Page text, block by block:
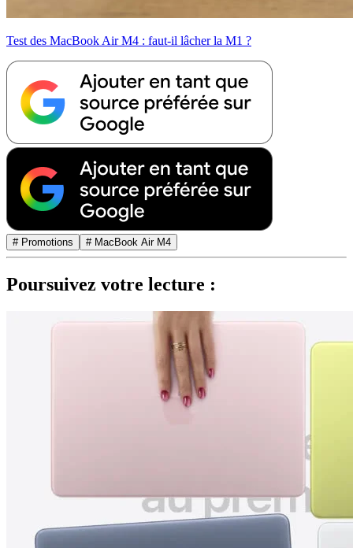
Test des MacBook Air M4 : faut-il lâcher la M1 ?
# Promotions # MacBook Air M4
Poursuivez votre lecture :